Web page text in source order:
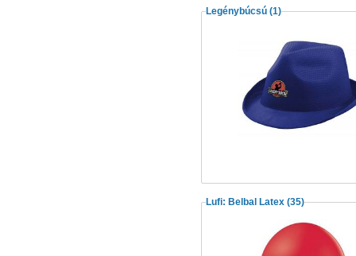
Legénybúcsú(1)
Lufi: Belbal Latex(35)